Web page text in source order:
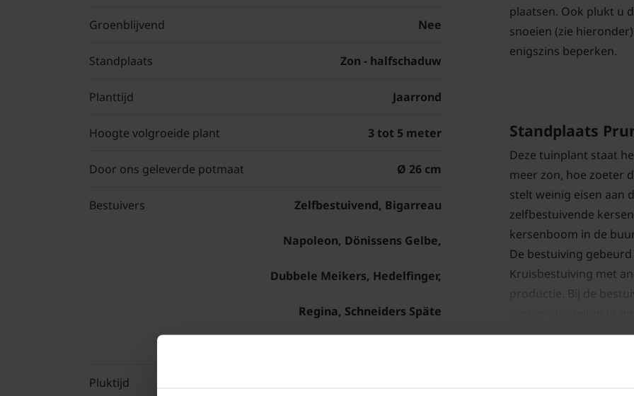
Groenblijvend Nee
Standplaats Zon - halfschaduw
Planttijd Jaarrond
Hoogte volgroeide plant 3 tot 5 meter
Door ons geleverde potmaat Ø 26 cm
Bestuivers Zelfbestuivend, Bigarreau
Napoleon, Dönissens Gelbe,
Dubbele Meikers, Hedelfinger,
Regina, Schneiders Späte
Pluktijd
plaatsen. Ook plukt u
snoeien (zie
enigszins beperken.
Standplaats
Deze tuinplant staat
meer zon, hoe zoeter
stelt weinig eisen aan
zelfbestuivende
kersenboom in de
De bestuiving
Kruisbestuiving met
productie. Bij de
kunnen bevorderen.